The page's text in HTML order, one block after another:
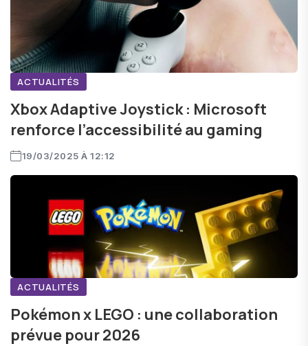
ACTUALITÉS
Xbox Adaptive Joystick : Microsoft
renforce l’accessibilité au gaming
19/03/2025 À 12:12
ACTUALITÉS
Pokémon x LEGO : une collaboration
prévue pour 2026